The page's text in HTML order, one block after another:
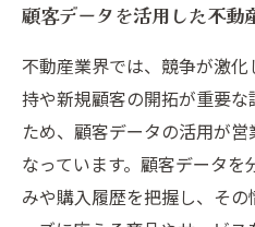
顧客データを活用した不動
不動産業界では、競争が激
持や新規顧客の開拓が重要
ため、顧客データの活用が
なっています。顧客データ
みや購入履歴を把握し、そ